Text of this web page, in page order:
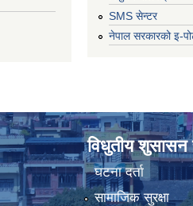
SMS सेन्टर
नेपाल सरकारको इ-
विधुतीय शुसासन
घटना दर्ता
सामाजिक सुरक्षा